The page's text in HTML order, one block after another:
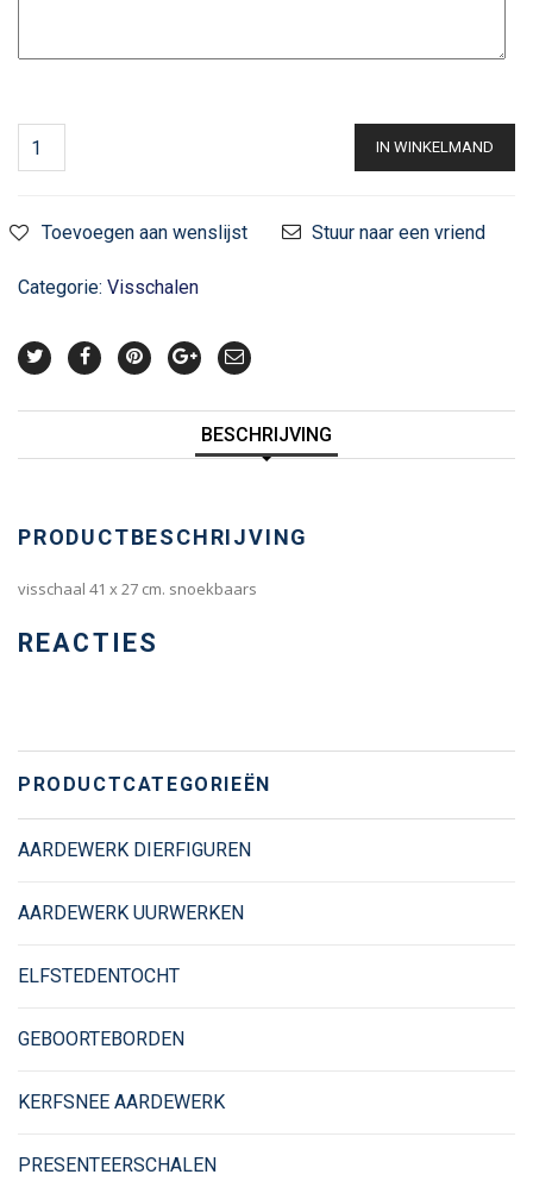
IN WINKELMAND
Toevoegen aan wenslijst Stuur naar een vriend
Categorie: Visschalen
BESCHRIJVING
PRODUCTBESCHRIJVING
visschaal 41 x 27 cm. snoekbaars
REACTIES
PRODUCTCATEGORIEËN
AARDEWERK DIERFIGUREN
AARDEWERK UURWERKEN
ELFSTEDENTOCHT
GEBOORTEBORDEN
KERFSNEE AARDEWERK
PRESENTEERSCHALEN